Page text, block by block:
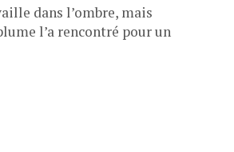
dans l’ombre, mais
l’a rencontré pour un